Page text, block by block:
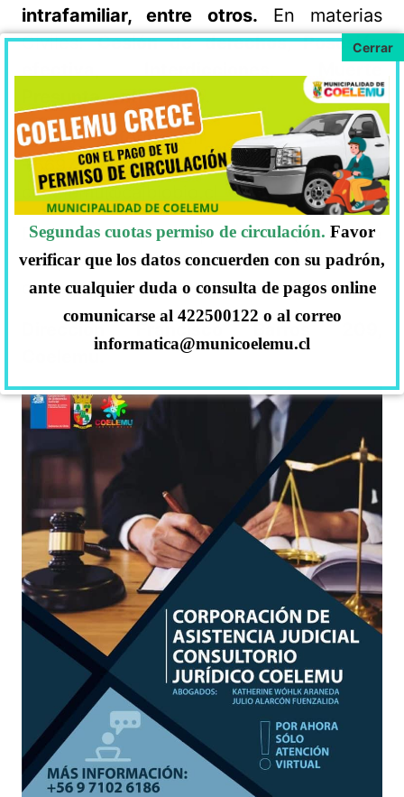
intrafamiliar, entre otros. En materias
Civiles:Cesión de derechos, Posesión
Presunta, entre otros.
Más información al número:
+56971026186 o al correo
ccoelemu@cajbiobio.cl
Dejar sus datos personales( nombre
completo, rut, domicilio, número de
contacto).
Coelemu.
Segundas cuotas permiso de circulación. Favor
verificar que los datos concuerden con su padrón,
ante cualquier duda o consulta de pagos online
comunicarse al 422500122 o al correo
informatica@municoelemu.cl